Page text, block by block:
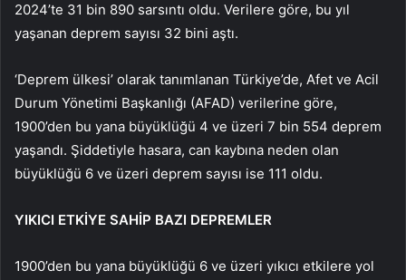
2024’te 31 bin 890 sarsıntı oldu. Verilere göre, bu yıl
yaşanan deprem sayısı 32 bini aştı.
‘Deprem ülkesi’ olarak tanımlanan Türkiye’de, Afet ve Acil
Durum Yönetimi Başkanlığı (AFAD) verilerine göre,
1900’den bu yana büyüklüğü 4 ve üzeri 7 bin 554 deprem
yaşandı. Şiddetiyle hasara, can kaybına neden olan
büyüklüğü 6 ve üzeri deprem sayısı ise 111 oldu.
YIKICI ETKİYE SAHİP BAZI DEPREMLER
1900’den bu yana büyüklüğü 6 ve üzeri yıkıcı etkilere yol